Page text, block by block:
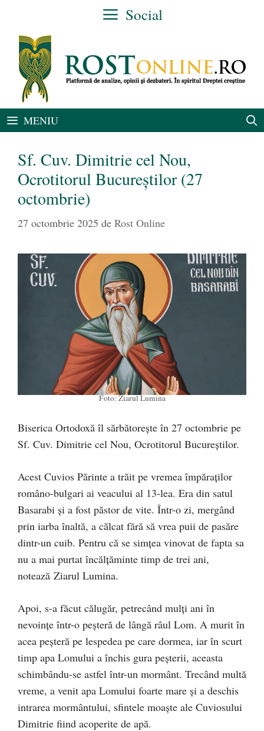
conținut
Social
MENIU
Sf. Cuv. Dimitrie cel Nou,
Ocrotitorul Bucureştilor (27
octombrie)
27 octombrie 2025 de Rost Online
Foto: Ziarul Lumina
Biserica Ortodoxă îl sărbătoreşte în 27 octombrie pe
Sf. Cuv. Dimitrie cel Nou, Ocrotitorul Bucureştilor.
Acest Cuvios Părinte a trăit pe vremea împăraţilor
româno-bulgari ai veacului al 13-lea. Era din satul
Basarabi şi a fost păstor de vite. Într-o zi, mergând
prin iarba înaltă, a călcat fără să vrea puii de pasăre
dintr-un cuib. Pentru că se simţea vinovat de fapta sa
nu a mai purtat încălţăminte timp de trei ani,
notează Ziarul Lumina.
Apoi, s-a făcut călugăr, petrecând mulţi ani în
nevoinţe într-o peşteră de lângă râul Lom. A murit în
acea peşteră pe lespedea pe care dormea, iar în scurt
timp apa Lomului a închis gura peşterii, aceasta
schimbându-se astfel într-un mormânt. Trecând multă
vreme, a venit apa Lomului foarte mare şi a deschis
intrarea mormântului, sfintele moaşte ale Cuviosului
Dimitrie fiind acoperite de apă.